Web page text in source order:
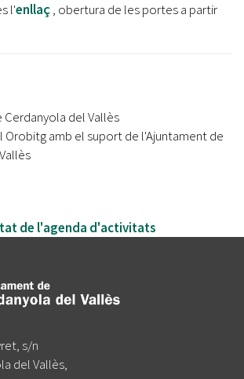
l'enllaç, obertura de les portes a partir
Cerdanyola del Vallès
Orobitg amb el suport de l'Ajuntament de
de l'agenda d'activitats
s/n
del Vallès,